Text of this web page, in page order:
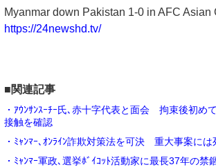
Myanmar down Pakistan 1-0 in AFC Asian
https://24newshd.tv/
■関連記事
・ｱｳﾝｻﾝｽｰﾁｰ氏､赤十字代表と面会 拘束後初め
接触を確認
・ﾐｬﾝﾏｰ､ｵﾝﾗｲﾝ詐欺対策法を可決 重大事案に
・ﾐｬﾝﾏｰ軍政､選挙ﾎﾞｲｺｯﾄ活動家に最長37年の禁